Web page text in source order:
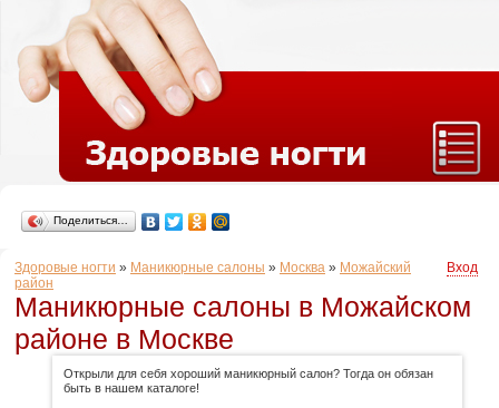
Поделиться…
Здоровые ногти » Маникюрные салоны » Москва » Можайский
район
Вход
Маникюрные салоны в Можайском
районе в Москве
Открыли для себя хороший маникюрный салон? Тогда он обязан
быть в нашем каталоге!